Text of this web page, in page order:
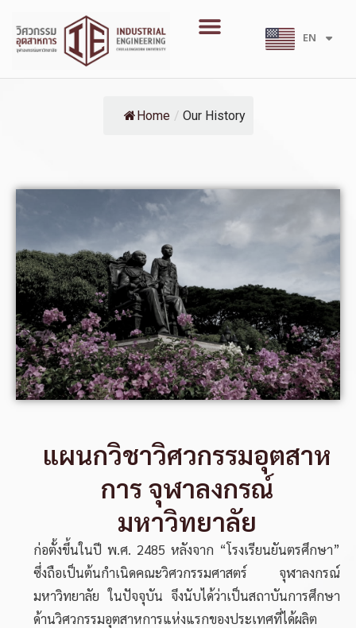
content
Menu
EN
TH
Home / Our History
แผนกวิชาวิศวกรรมอุตสาห
การ จุฬาลงกรณ์
มหาวิทยาลัย
ก่อตั้งขึ้นในปี พ.ศ. 2485 หลังจาก “โรงเรียนยันตรศึกษา”
ซึ่งถือเป็นต้นกำเนิดคณะวิศวกรรมศาสตร์ จุฬาลงกรณ์
มหาวิทยาลัย ในปัจจุบัน จึงนับได้ว่าเป็นสถาบันการศึกษา
ด้านวิศวกรรมอุตสาหการแห่งแรกของประเทศที่ได้ผลิต